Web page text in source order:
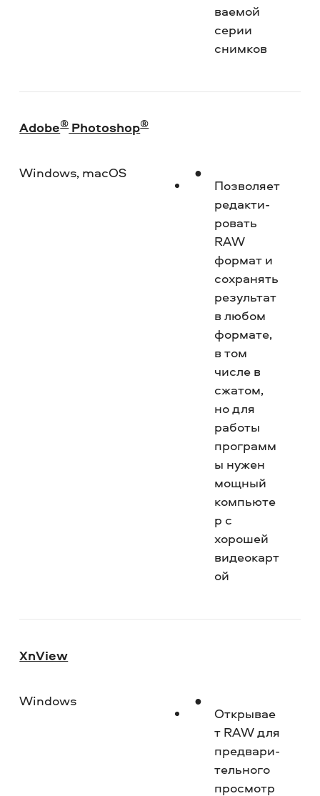
ваемой
серии
снимков
Adobe®Photoshop®
Windows, macOS
Позволяет
редакти­
ровать
RAW
формат и
сохранять
результат
в любом
формате,
в том
числе в
сжатом,
но для
работы
программ
ы нужен
мощный
компьюте
р с
хорошей
видеокарт
ой
XnView
Windows
Открывае
т RAW для
предвари­
тельного
просмотр